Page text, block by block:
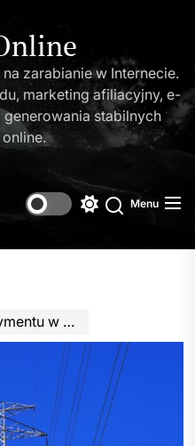
zarabianie w Internecie.
marketing afiliacyjny, e-
stabilnych
SwitchSearch
Menu
klientów